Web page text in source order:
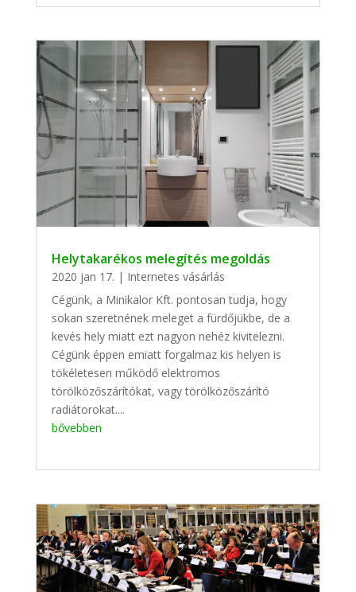
Helytakarékos melegítés megoldás
2020 jan 17. | Internetes vásárlás
Cégünk, a Minikalor Kft. pontosan tudja, hogy
sokan szeretnének meleget a fürdőjükbe, de a
kevés hely miatt ezt nagyon nehéz kivitelezni.
Cégünk éppen emiatt forgalmaz kis helyen is
tökéletesen működő elektromos
törölközőszárítókat, vagy törölközőszárító
radiátorokat....
bővebben